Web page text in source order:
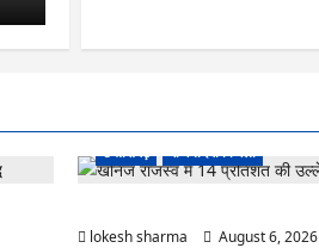
छत्तीसगढ़ राजनांदगांव जिला
lokesh sharma
August 6, 2026